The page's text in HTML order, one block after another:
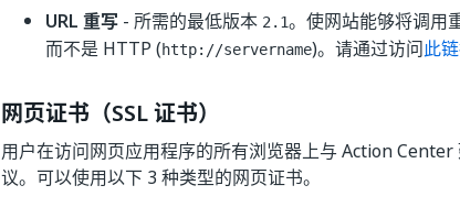
URL 重写 - 所需的最低版本 2.1。使网站能够将调用
而不是 HTTP (http://servername)。请通过访问此
网页证书（SSL 证书）
用户在访问网页应用程序的所有浏览器上与 Action
议。可以使用以下 3 种类型的网页证书。